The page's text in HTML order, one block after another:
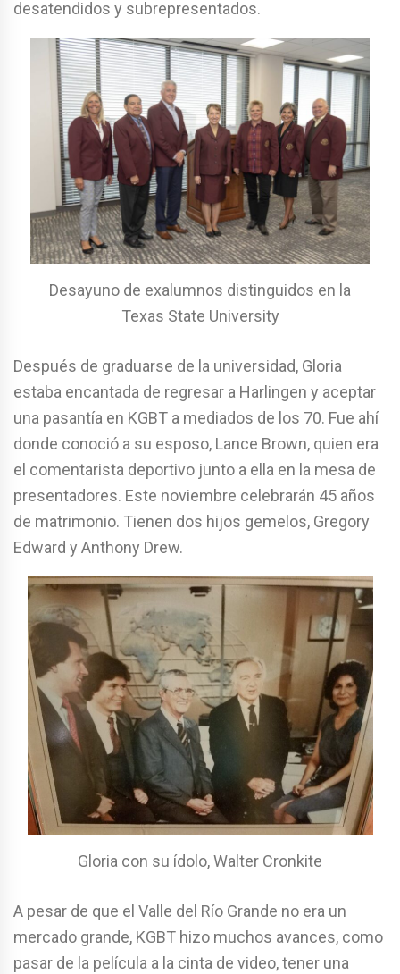
desatendidos y subrepresentados.
Desayuno de exalumnos distinguidos en la
Texas State University
Después de graduarse de la universidad, Gloria
estaba encantada de regresar a Harlingen y aceptar
una pasantía en KGBT a mediados de los 70. Fue ahí
donde conoció a su esposo, Lance Brown, quien era
el comentarista deportivo junto a ella en la mesa de
presentadores. Este noviembre celebrarán 45 años
de matrimonio. Tienen dos hijos gemelos, Gregory
Edward y Anthony Drew.
Gloria con su ídolo, Walter Cronkite
A pesar de que el Valle del Río Grande no era un
mercado grande, KGBT hizo muchos avances, como
pasar de la película a la cinta de video, tener una